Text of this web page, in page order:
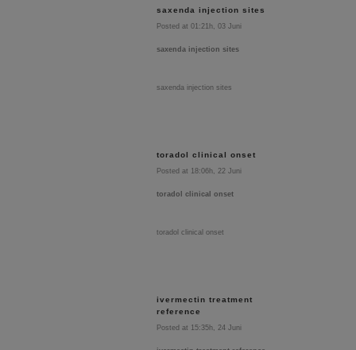
saxenda injection sites
Posted at 01:21h, 03 Juni
saxenda injection sites
saxenda injection sites
toradol clinical onset
Posted at 18:06h, 22 Juni
toradol clinical onset
toradol clinical onset
ivermectin treatment
reference
Posted at 15:35h, 24 Juni